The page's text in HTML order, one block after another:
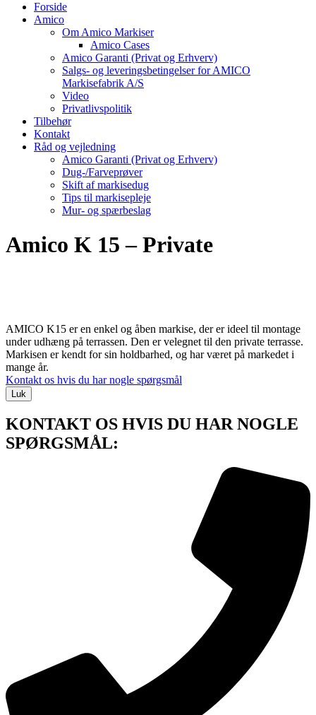
Forside
Amico
Om Amico Markiser
Amico Cases
Amico Garanti (Privat og Erhverv)
Salgs- og leveringsbetingelser for AMICO
Markisefabrik A/S
Video
Privatlivspolitik
Tilbehør
Kontakt
Råd og vejledning
Amico Garanti (Privat og Erhverv)
Dug-/Farveprøver
Skift af markisedug
Tips til markisepleje
Mur- og spærbeslag
Amico K 15 – Private
AMICO K15 er en enkel og åben markise, der er ideel til montage
under udhæng på terrassen. Den er velegnet til den private terrasse.
Markisen er kendt for sin holdbarhed, og har været på markedet i
mange år.
Kontakt os hvis du har nogle spørgsmål
Luk
KONTAKT OS HVIS DU HAR NOGLE
SPØRGSMÅL: